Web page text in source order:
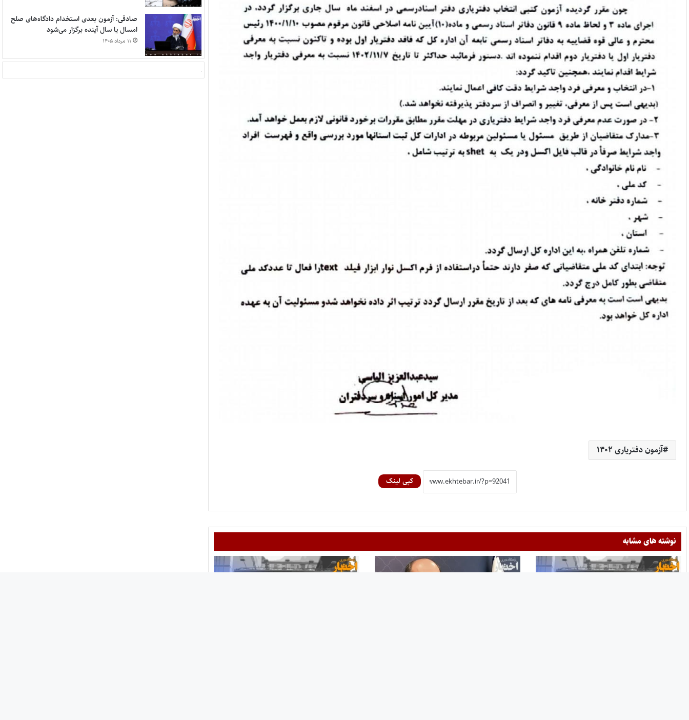
آزمون دفتریاری ۱۴۰۲
کپی لینک
نوشته های مشابه
صادقی: آزمون بعدی استخدام دادگاه‌های صلح
امسال یا سال آینده برگزار می‌شود
۱۱ مرداد ۱۴۰۵